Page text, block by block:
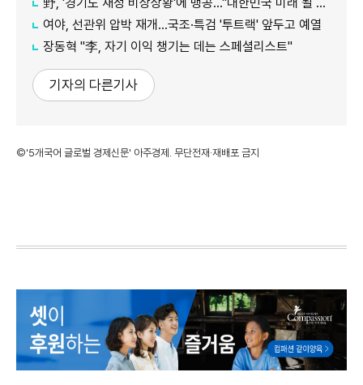
여야, 선관위 압박 재개…국조·특검 '투트랙' 앞두고 예열
장동혁 "李, 자기 이익 챙기는 데는 스페셜리스트"
기자의 다른기사
©'5개국어 글로벌 경제신문' 아주경제. 무단전재·재배포 금지